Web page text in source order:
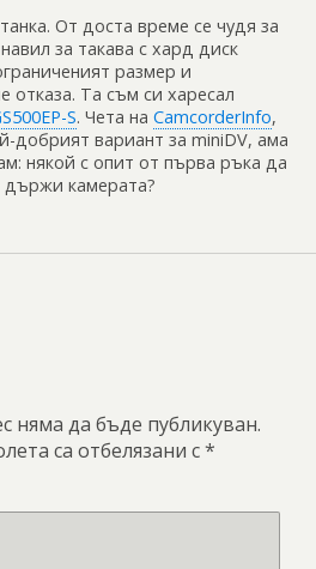
От доста време се чудя за
за такава с хард диск
размер и
отказа. Та съм си харесал
S. Чета на CamcorderInfo,
добрият вариант за miniDV, ама
някой с опит от първа ръка да
държи камерата?
няма да бъде публикуван.
са отбелязани с*